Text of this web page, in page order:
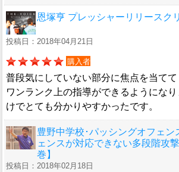
恩塚亨 プレッシャーリリースク
投稿日：2018年04月21日
購入者
普段気にしていない部分に焦点を当てて
ワンランク上の指導ができるようにな
けでとても分かりやすかったです。
豊野中学校･パッシングオフェン
ェンスが対応できない多段階攻
巻】
投稿日：2018年02月18日